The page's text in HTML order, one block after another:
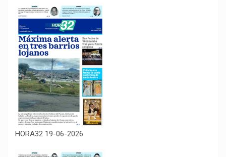
HORA32 19-06-2026